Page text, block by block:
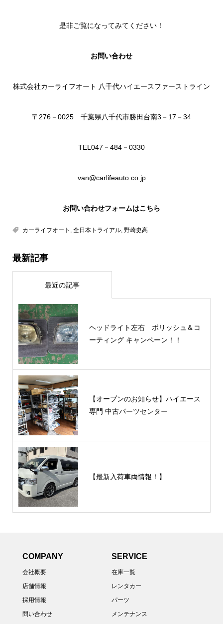
是非ご覧になってみてください！
お問い合わせ
株式会社カーライフオート 八千代ハイエースファーストライン
〒276－0025 千葉県八千代市勝田台南3－17－34
TEL047－484－0330
van@carlifeauto.co.jp
お問い合わせフォームはこちら
カーライフオート , 全日本トライアル, 野崎史高
最新記事
最近の記事
ヘッドライト左右 ポリッシュ＆コ
ーティング キャンペーン！！
【オープンのお知らせ】ハイエース
専門 中古パーツセンター
【最新入荷車両情報！】
COMPANY
会社概要
店舗情報
採用情報
問い合わせ
SERVICE
在庫一覧
レンタカー
パーツ
メンテナンス